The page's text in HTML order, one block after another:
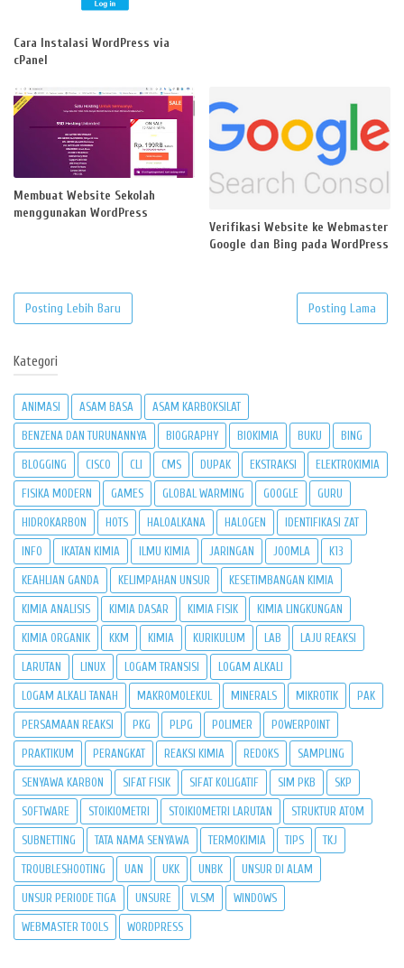
Cara Instalasi WordPress via
cPanel
Membuat Website Sekolah
menggunakan WordPress
Verifikasi Website ke Webmaster
Google dan Bing pada WordPress
Posting Lebih Baru Posting Lama
Kategori
ANIMASI ASAM BASA ASAM KARBOKSILAT
BENZENA DAN TURUNANNYA BIOGRAPHY BIOKIMIA BUKU BING
BLOGGING CISCO CLI CMS DUPAK EKSTRAKSI ELEKTROKIMIA
FISIKA MODERN GAMES GLOBAL WARMING GOOGLE GURU
HIDROKARBON HOTS HALOALKANA HALOGEN IDENTIFIKASI ZAT
INFO IKATAN KIMIA ILMU KIMIA JARINGAN JOOMLA K13
KEAHLIAN GANDA KELIMPAHAN UNSUR KESETIMBANGAN KIMIA
KIMIA ANALISIS KIMIA DASAR KIMIA FISIK KIMIA LINGKUNGAN
KIMIA ORGANIK KKM KIMIA KURIKULUM LAB LAJU REAKSI
LARUTAN LINUX LOGAM TRANSISI LOGAM ALKALI
LOGAM ALKALI TANAH MAKROMOLEKUL MINERALS MIKROTIK PAK
PERSAMAAN REAKSI PKG PLPG POLIMER POWERPOINT
PRAKTIKUM PERANGKAT REAKSI KIMIA REDOKS SAMPLING
SENYAWA KARBON SIFAT FISIK SIFAT KOLIGATIF SIM PKB SKP
SOFTWARE STOIKIOMETRI STOIKIOMETRI LARUTAN STRUKTUR ATOM
SUBNETTING TATA NAMA SENYAWA TERMOKIMIA TIPS TKJ
TROUBLESHOOTING UAN UKK UNBK UNSUR DI ALAM
UNSUR PERIODE TIGA UNSURE VLSM WINDOWS
WEBMASTER TOOLS WORDPRESS